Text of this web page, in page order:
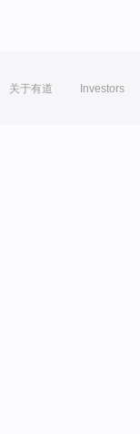
关于有道 Investors